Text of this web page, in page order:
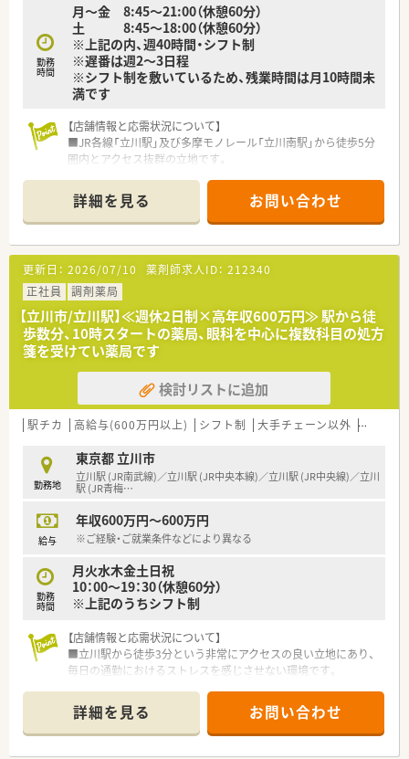
勤務
時間
月～金 8:45～21:00（休憩60分）
土 8:45～18:00（休憩60分）
※上記の内、週40時間・シフト制
※遅番は週2～3日程
※シフト制を敷いているため、残業時間は月10時間未
満です
【店舗情報と応需状況について】
■JR各線「立川駅」及び多摩モノレール「立川南駅」から徒歩5分
圏内とアクセス抜群の立地です。
対応が処方箋受付の主体です。
■薬剤師は常時2名から4名体制で、1日の処方箋枚数は平均して
70枚から80枚程度です。
【募集背景と求める人物像について】
■今回は欠員補充のための募集であり、地域医療に貢献したいと
いう意欲のある方を歓迎します。
■ブランクのある方でも安心して業務に復帰できるよう、万全の
フォロー体制を整えています。
■向上心を持って業務に取り組める方や、研修認定薬剤師の資格
取得に前向きな方を求めています。
【やりがい/おすすめポイント】
■約2,200品目の医薬品を取り扱い、面で様々な処方箋に触れら
れるため、知識が深まります。
転勤がない安心感が大きな魅力です。
■「はぐくみ基金」というユニークな退職金制度を活用し、将来
を見据えた資産形成が可能です。
【職場環境と雰囲気】
■40代から60代の経験豊富なベテランスタッフが中心となり、
■自動軟膏練機や調剤監査システムなど、業務負担軽減と安全性
向上のための設備投資に積極的です。
■近隣の医療機関の医師と良好な関係が築けており、疑義照会な
詳細を見る お問い合わせ
更新日： 2026/07/10 薬剤師求人ID： 212340
正社員
調剤薬局
【立川市/立川駅】≪週休2日制×高年収600万円≫ 駅から徒
歩数分、10時スタートの薬局、眼科を中心に複数科目の処方
箋を受けてい薬局です
検討リストに追加
駅チカ 高給与(600万円以上) シフト制 大手チェーン以外 総合科目
勤務地
東京都 立川市
立川駅 (JR南武線)／立川駅 (JR中央本線)／立川駅 (JR中央線)／立川
駅 (JR青梅…
給与
年収600万円～600万円
※ご経験・ご就業条件などにより異なる
勤務
時間
月火水木金土日祝
10：00～19：30（休憩60分）
※上記のうちシフト制
【店舗情報と応需状況について】
■立川駅から徒歩3分という非常にアクセスの良い立地にあり、
毎日の通勤におけるストレスを感じさせない環境です。
おり、専門的な知識をしっかりと身につけられます。
■処方箋枚数は1日あたり約70枚と落ち着いており、1枚1枚丁寧
に患者様と向き合いながら服薬指導を行えます。
詳細を見る お問い合わせ